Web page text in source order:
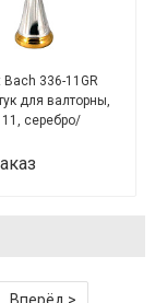
336-11GR
для валторны,
серебро/
Вперёд >